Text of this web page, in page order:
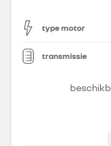
type motor
transmissie